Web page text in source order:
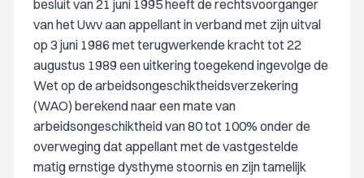
besluit van 21 juni 1995 heeft de rechtsvoorganger
van het Uwv aan appellant in verband met zijn uitval
op 3 juni 1986 met terugwerkende kracht tot 22
augustus 1989 een uitkering toegekend ingevolge de
Wet op de arbeidsongeschiktheidsverzekering
(WAO) berekend naar een mate van
arbeidsongeschiktheid van 80 tot 100% onder de
overweging dat appellant met de vastgestelde
matig ernstige dysthyme stoornis en zijn tamelijk